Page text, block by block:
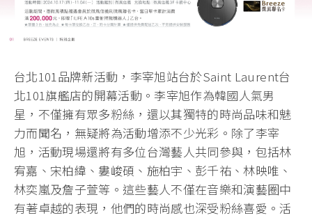
台北101品牌新活動，李宰旭站台於Saint Laurent台
北101旗艦店的開幕活動。李宰旭作為韓國人氣男
星，不僅擁有眾多粉絲，還以其獨特的時尚品味和魅
力而聞名，無疑將為活動增添不少光彩。除了李宰
旭，活動現場還將有多位台灣藝人共同參與，包括林
宥嘉、宋柏緯、婁峻碩、施柏宇、彭千祐、林映唯、
林奕嵐及詹子萱等。這些藝人不僅在音樂和演藝圈中
有著卓越的表現，他們的時尚感也深受粉絲喜愛。活